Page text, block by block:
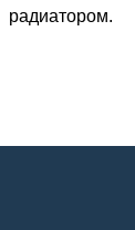
радиатором.